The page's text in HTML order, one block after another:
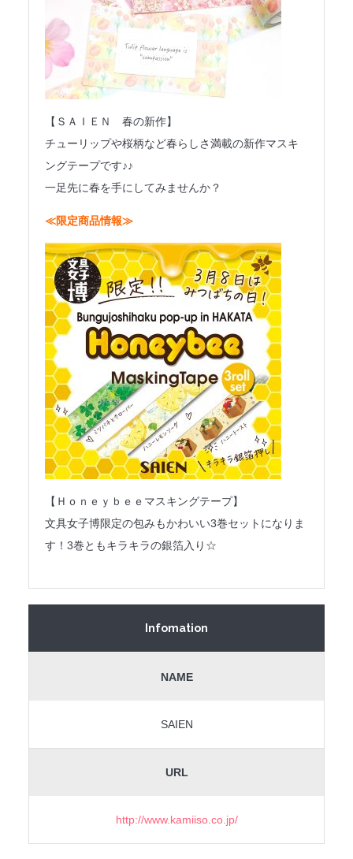
【ＳＡＩＥＮ 春の新作】
チューリップや桜柄など春らしさ満載の新作マスキ
ングテープです♪♪
一足先に春を手にしてみませんか？
≪限定商品情報≫
【Ｈｏｎｅｙｂｅｅマスキングテープ】
文具女子博限定の包みもかわいい3巻セットになりま
す！3巻ともキラキラの銀箔入り☆
Infomation
NAME
SAIEN
URL
http://www.kamiiso.co.jp/